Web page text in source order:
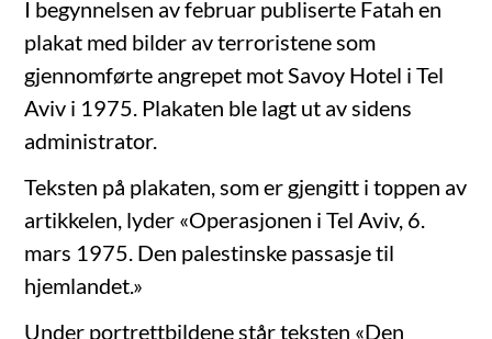
I begynnelsen av februar publiserte Fatah en
plakat med bilder av terroristene som
gjennomførte angrepet mot Savoy Hotel i Tel
Aviv i 1975. Plakaten ble lagt ut av sidens
administrator.
Teksten på plakaten, som er gjengitt i toppen av
artikkelen, lyder «Operasjonen i Tel Aviv, 6.
mars 1975. Den palestinske passasje til
hjemlandet.»
Under portrettbildene står teksten «Den